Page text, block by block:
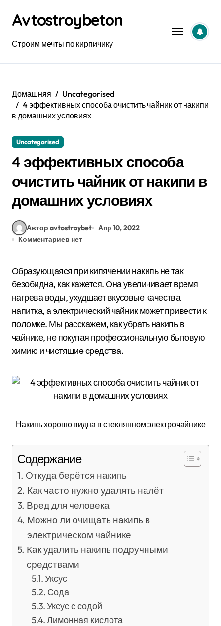
содержанию
Avtostroybeton
Строим мечты по кирпичику
Домашняя
Uncategorised
4 эффективных способа очистить чайник от накипи
в домашних условиях
Uncategorised
4 эффективных способа
очистить чайник от накипи в
домашних условиях
Автор avtostroybet
Апр 10, 2022
Комментариев нет
Образующаяся при кипячении накипь не так
безобидна, как кажется. Она увеличивает время
нагрева воды, ухудшает вкусовые качества
напитка, а электрический чайник может привести к
поломке. Мы расскажем, как убрать накипь в
чайнике, не покупая профессиональную бытовую
химию и чистящие средства.
Накипь хорошо видна в стеклянном электрочайнике
Содержание
Откуда берётся накипь
Как часто нужно удалять налёт
Вред для человека
Можно ли очищать накипь в
электрическом чайнике
Как удалить накипь подручными
средствами
Уксус
Сода
Уксус с содой
Лимонная кислота